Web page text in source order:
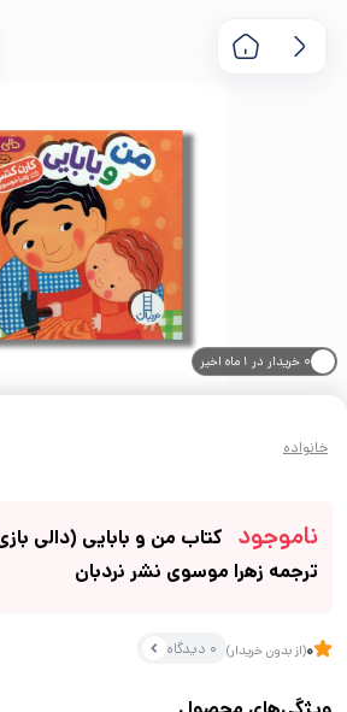
۰ خریدار در ۱ ماه اخیر
خانواده
ناموجود
کتاب من و بابایی (دالی
ترجمه زهرا موسوی نشر نردبان
0(از بدون خریدار) 0 دیدگاه